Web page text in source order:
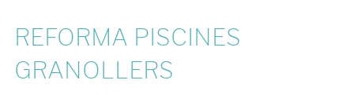
REFORMA PISCINES
GRANOLLERS